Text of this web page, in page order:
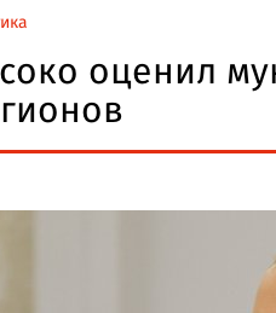
оценил